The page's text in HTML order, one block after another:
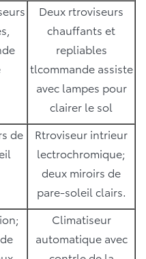
Deux rtroviseurs
chauffants et
repliables
tlcommande assiste
avec lampes pour
clairer le sol
de
Rtroviseur intrieur
lectrochromique;
deux miroirs de
pare-soleil clairs.
Climatiseur
automatique avec